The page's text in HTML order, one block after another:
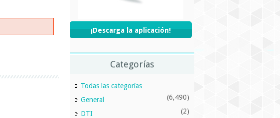
¡Descarga la aplicación!
Categorías
Todas las categorías
General
(6,490)
DTI (2)